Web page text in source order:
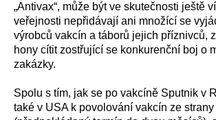
„Antivax“, může být ve skutečnosti ještě
veřejnosti nepřidávají ani množící se
výrobců vakcín a táborů jejich příznivců,
hony cítit zostřující se konkurenční boj o
zakázky.
Spolu s tím, jak se po vakcíně Sputnik v
také v USA k povol ování vakcín ze strany